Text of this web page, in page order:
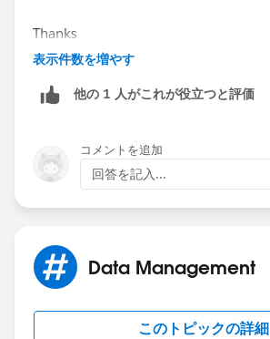
Thanks
表示件数を増やす
他の 1 人がこれが役立つと評価
コメントを追加
回答を記入...
Data Management
このトピックの詳細